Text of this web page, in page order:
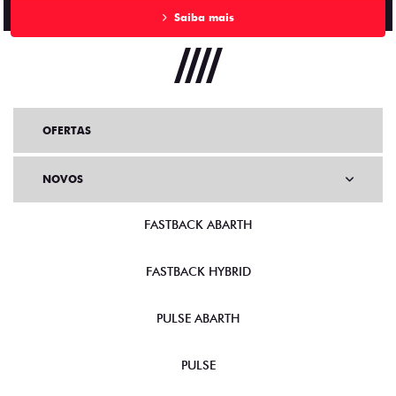
Saiba mais
OFERTAS
NOVOS
FASTBACK ABARTH
FASTBACK HYBRID
PULSE ABARTH
PULSE